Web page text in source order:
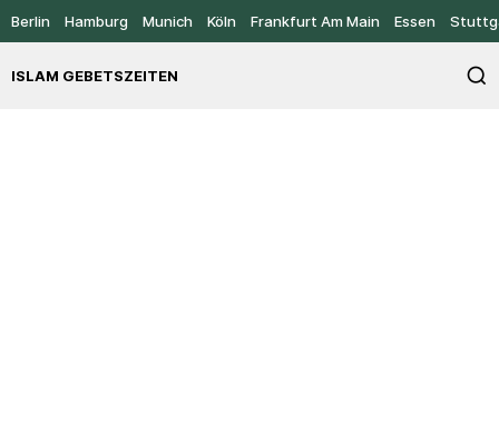
Berlin Hamburg Munich Köln Frankfurt Am Main Essen
ISLAM GEBETSZEITEN